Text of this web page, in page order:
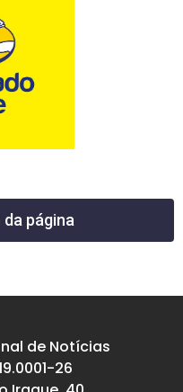
página
de Notícias
26